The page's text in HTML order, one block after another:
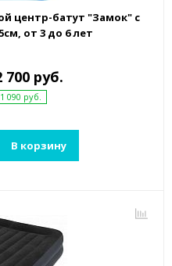
центр-батут "Замок" с
от 3 до 6 лет
700 руб.
1 090 руб.
В корзину